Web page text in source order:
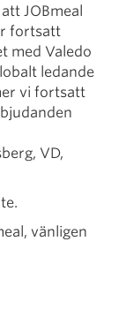
JOBmeal
fortsatt
med Valedo
ledande
vi fortsatt
VD,
vänligen